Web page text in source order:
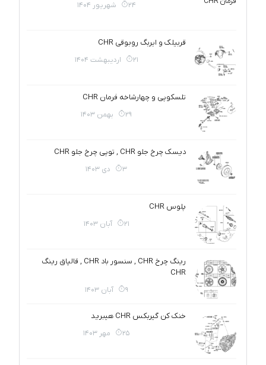
24 شهریور 1404
قربیلک و ایربگ روبوقی CHR
21 اردیبهشت 1404
تلسکوپی و چهارشاخه فرمان CHR
29 بهمن 1403
دیسک چرخ جلو CHR , توپی چرخ جلو CHR
3 دی 1403
پلوس CHR
21 آبان 1403
رینگ چرخ CHR , سنسور باد CHR , قالپاق رینگ
CHR
9 آبان 1403
خنک کن گیربکس CHR هیبرید
25 مهر 1403